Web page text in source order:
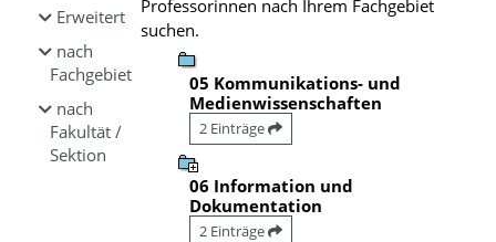
Erweitert
nach
Fachgebiet
nach
Fakultät /
Sektion
Professorinnen nach Ihrem Fachgebiet
suchen.
05 Kommunikations- und
Medienwissenschaften
2 Einträge
06 Information und
Dokumentation
2 Einträge